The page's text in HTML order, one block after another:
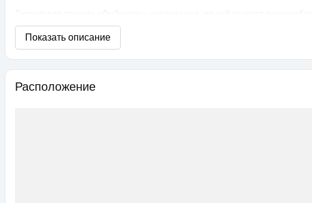
распознаванием лиц и управлением через приложение. Придомовая
технологии сезонного цветения, выполнен многоуровневый
площадки, профессиональные площадки для групповых видов спорта,
прогулочные аллеи, а также школа и 3 детских сада. Для
ЖК «Любимово» находится в районе «Губернский». Внешняя
Расположение